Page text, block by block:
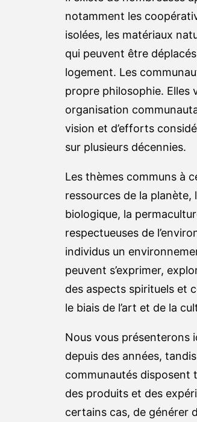
notamment les
isolées, les matériaux
qui peuvent être
logement. Les
propre philosophie. Elles
organisation
vision et d’efforts
sur plusieurs décennies.
Les thèmes communs à
ressources de la planète,
biologique, la
respectueuses de
individus un
peuvent s’exprimer,
des aspects spirituels et
le biais de l’art et de la
Nous vous présenterons
depuis des années,
communautés disposent
des produits et des
certains cas, de générer